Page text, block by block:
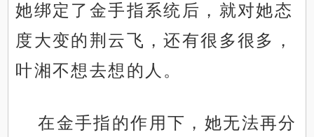
她绑定了金手指系统后，就对她态
度大变的荆云飞，还有很多很多，
叶湘不想去想的人。
在金手指的作用下，她无法再分